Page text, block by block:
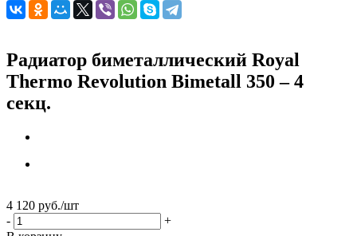
Радиатор биметаллический Royal
Thermo Revolution Bimetall 350 – 4
секц.
4 120 руб./шт
-
+